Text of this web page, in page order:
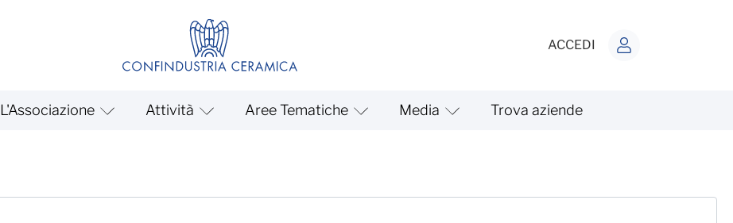
ACCEDI
L'Associazione Attività Aree Tematiche Media Trova aziende